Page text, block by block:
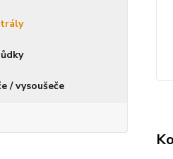
/ vysoušeče